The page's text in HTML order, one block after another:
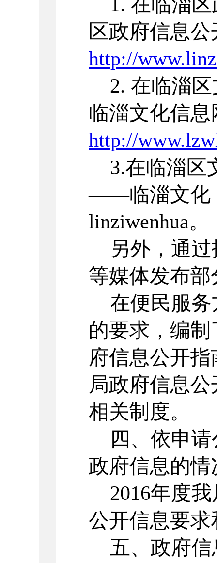
区政府信息
http://
2. 在临淄
临淄文化信
http://
3.在临淄区
——临淄文化
linziwenhua。
另外，通过
等媒体发布
在便民服务
的要求，编
府信息公开
局政府信息
相关制度。
四、依申
政府信息的情
2016年度我
公开信息要
五、政府